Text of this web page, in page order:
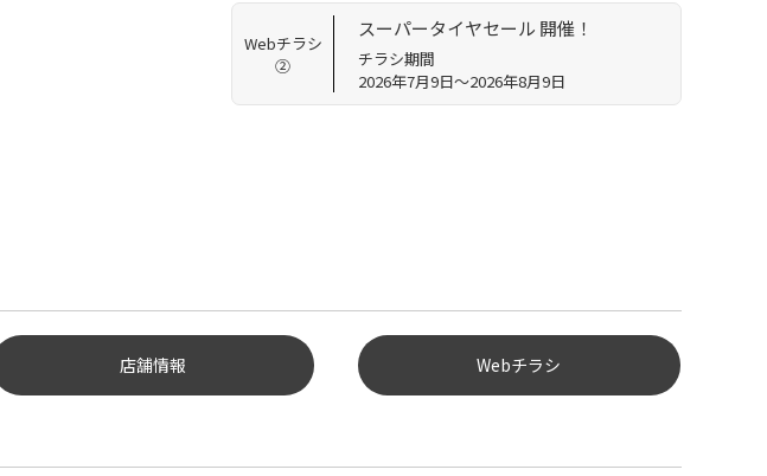
Webチラシ
②
スーパータイヤセール 開催！
チラシ期間
2026年7月9日～2026年8月9日
店舗情報 Webチラシ